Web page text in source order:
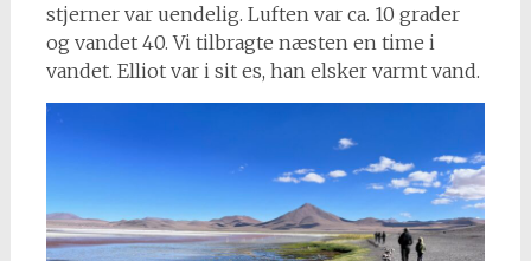
stjerner var uendelig. Luften var ca. 10 grader
og vandet 40. Vi tilbragte næsten en time i
vandet. Elliot var i sit es, han elsker varmt vand.